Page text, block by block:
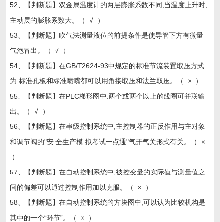
52、【判断题】双金属温度计的两层膨胀系数不同,当温度上升时,
主动层的膨胀系数大。（ √ ）
53、【判断题】吹气法测量液位的前提条件是使导管下方有微量
气泡冒出。（ √ ）
54、【判断题】在GB/T2624-93中规定的标准节流装置取压方式
为:标准孔板和标准喷嘴都可以用角接取压和法兰取压。（ × ）
55、【判断题】在PLC梯形图中,两个或两个以上的线圈可并联输
出。（ √ ）
56、【判断题】在串级控制系统中,主控制器的正反作用与主对象
和调节阀的"安 全生产模 拟考试一点通"气开气关形式有关。（ ×
）
57、【判断题】在自动控制系统中,被控变量的实际值与测量值之
间的偏差可以通过控制作用加以克服。（ × ）
58、【判断题】在自动控制系统的方块图中,可以认为比较机构是
其中的一个“环节”。（ × ）